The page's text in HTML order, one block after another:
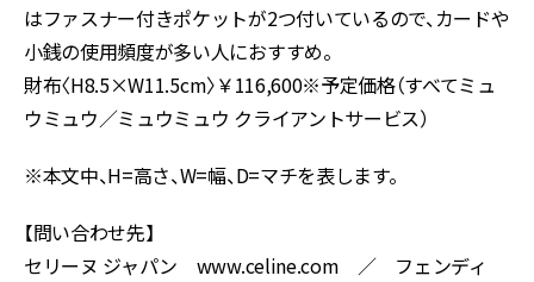
はファスナー付きポケットが2つ付いているので、カードや
小銭の使用頻度が多い人におすすめ。
財布〈H8.5×W11.5cm〉￥116,600※予定価格（すべてミュ
ウミュウ／ミュウミュウ クライアントサービス）
※本文中、H=高さ、W=幅、D=マチを表します。
【問い合わせ先】
セリーヌ ジャパン www.celine.com ／ フェンディ